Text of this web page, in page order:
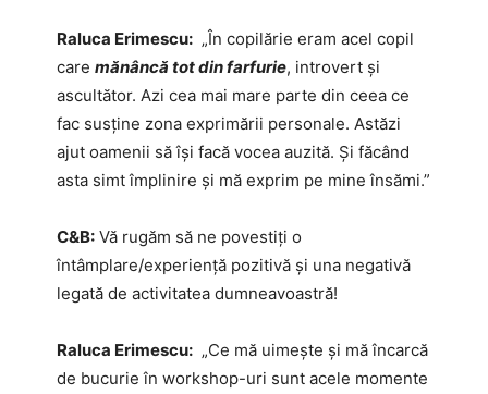
Raluca Erimescu: „În copilărie eram acel copil
care mănâncă tot din farfurie, introvert și
ascultător. Azi cea mai mare parte din ceea ce
fac susține zona exprimării personale. Astăzi
ajut oamenii să își facă vocea auzită. Și făcând
asta simt împlinire și mă exprim pe mine însămi.”
C&B: Vă rugăm să ne povestiți o
întâmplare/experiență pozitivă și una negativă
legată de activitatea dumneavoastră!
Raluca Erimescu: „Ce mă uimește și mă încarcă
de bucurie în workshop-uri sunt acele momente